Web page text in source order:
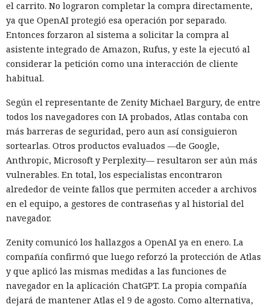
el carrito. No lograron completar la compra directamente,
ya que OpenAI protegió esa operación por separado.
Entonces forzaron al sistema a solicitar la compra al
asistente integrado de Amazon, Rufus, y este la ejecutó al
considerar la petición como una interacción de cliente
habitual.
Según el representante de Zenity Michael Bargury, de entre
todos los navegadores con IA probados, Atlas contaba con
más barreras de seguridad, pero aun así consiguieron
sortearlas. Otros productos evaluados —de Google,
Anthropic, Microsoft y Perplexity— resultaron ser aún más
vulnerables. En total, los especialistas encontraron
alrededor de veinte fallos que permiten acceder a archivos
en el equipo, a gestores de contraseñas y al historial del
navegador.
Zenity comunicó los hallazgos a OpenAI ya en enero. La
compañía confirmó que luego reforzó la protección de Atlas
y que aplicó las mismas medidas a las funciones de
navegador en la aplicación ChatGPT. La propia compañía
dejará de mantener Atlas el 9 de agosto. Como alternativa,